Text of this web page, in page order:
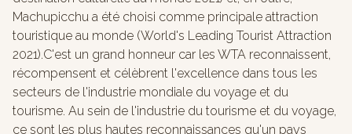
Machupicchu a été choisi comme principale attraction
touristique au monde (World's Leading Tourist Attraction
2021).C'est un grand honneur car les WTA reconnaissent,
récompensent et célèbrent l'excellence dans tous les
secteurs de l'industrie mondiale du voyage et du
tourisme. Au sein de l'industrie du tourisme et du voyage,
ce sont les plus hautes reconnaissances qu'un pays